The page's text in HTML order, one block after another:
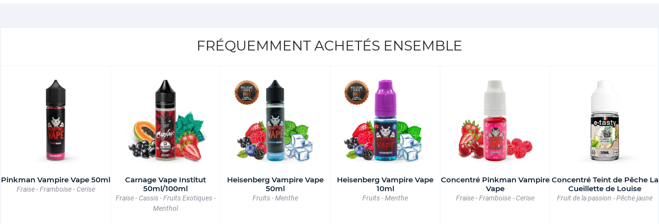
FRÉQUEMMENT ACHETÉS ENSEMBLE
Pinkman Vampire Vape 50ml
Fraise - Framboise - Cerise
Carnage Vape Institut
50ml/100ml
Fraise - Cassis - Fruits Exotiques -
Menthol
Heisenberg Vampire Vape
50ml
Fruits - Menthe
Heisenberg Vampire Vape
10ml
Fruits - Menthe
Concentré Pinkman Vampire
Vape
Fraise - Framboise - Cerise
Concentré Teint de Pêche La
Cueillette de Louise
Fruit de la passion - Pêche jaune